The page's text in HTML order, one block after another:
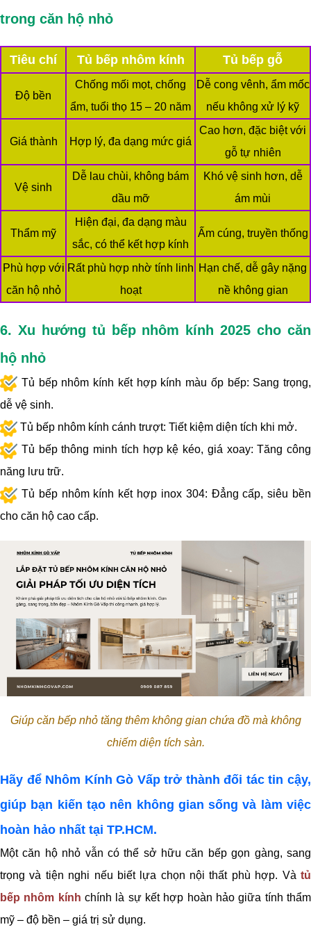
trong căn hộ nhỏ
Tiêu chí Tủ bếp nhôm kính Tủ bếp gỗ
Độ bền
Chống mối mọt, chống
ẩm, tuổi thọ 15 – 20 năm
Dễ cong vênh, ẩm mốc
nếu không xử lý kỹ
Giá thành Hợp lý, đa dạng mức giá
Cao hơn, đặc biệt với
gỗ tự nhiên
Vệ sinh
Dễ lau chùi, không bám
dầu mỡ
Khó vệ sinh hơn, dễ
ám mùi
Thẩm mỹ
Hiện đại, đa dạng màu
sắc, có thể kết hợp kính
Ấm cúng, truyền thống
Phù hợp với
căn hộ nhỏ
Rất phù hợp nhờ tính linh
hoạt
Hạn chế, dễ gây nặng
nề không gian
6. Xu hướng tủ bếp nhôm kính 2025 cho căn
hộ nhỏ
Tủ bếp nhôm kính kết hợp kính màu ốp bếp: Sang trọng,
dễ vệ sinh.
Tủ bếp nhôm kính cánh trượt: Tiết kiệm diện tích khi mở.
Tủ bếp thông minh tích hợp kệ kéo, giá xoay: Tăng công
năng lưu trữ.
Tủ bếp nhôm kính kết hợp inox 304: Đẳng cấp, siêu bền
cho căn hộ cao cấp.
Giúp căn bếp nhỏ tăng thêm không gian chứa đồ mà không
chiếm diện tích sàn.
Hãy để Nhôm Kính Gò Vấp trở thành đối tác tin cậy,
giúp bạn kiến tạo nên không gian sống và làm việc
hoàn hảo nhất tại TP.HCM.
Một căn hộ nhỏ vẫn có thể sở hữu căn bếp gọn gàng, sang
trọng và tiện nghi nếu biết lựa chọn nội thất phù hợp. Và tủ
bếp nhôm kính chính là sự kết hợp hoàn hảo giữa tính thẩm
mỹ – độ bền – giá trị sử dụng.